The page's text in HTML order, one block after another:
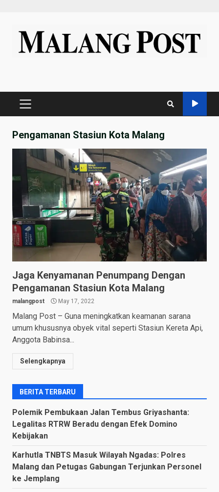
content
PRIMARY
Pengamanan Stasiun Kota Malang
Jaga Kenyamanan Penumpang Dengan
Pengamanan Stasiun Kota Malang
malangpost May 17, 2022
Malang Post – Guna meningkatkan keamanan sarana
umum khususnya obyek vital seperti Stasiun Kereta Api,
Anggota Babinsa...
Selengkapnya
BERITA TERBARU
Polemik Pembukaan Jalan Tembus Griyashanta:
Legalitas RTRW Beradu dengan Efek Domino
Kebijakan
Karhutla TNBTS Masuk Wilayah Ngadas: Polres
Malang dan Petugas Gabungan Terjunkan Personel
ke Jemplang